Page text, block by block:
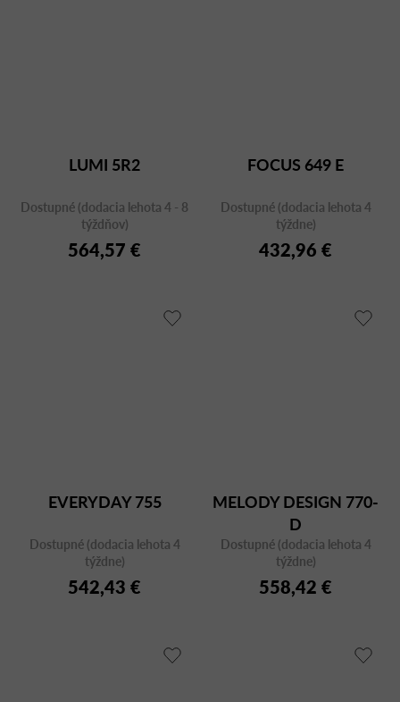
LUMI 5R2
Dostupné (dodacia lehota 4 - 8
týždňov)
564,57 €
FOCUS 649 E
Dostupné (dodacia lehota 4
týždne)
432,96 €
EVERYDAY 755
Dostupné (dodacia lehota 4
týždne)
542,43 €
MELODY DESIGN 770-
D
Dostupné (dodacia lehota 4
týždne)
558,42 €